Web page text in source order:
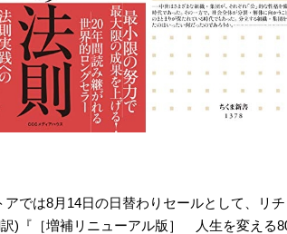
アでは8月14日の日替わりセールとして、リ
)『［増補リニューアル版］ 人生を変える